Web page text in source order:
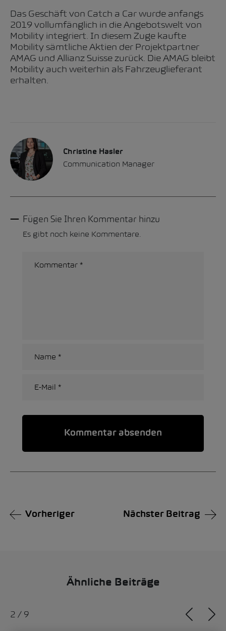
Das Geschäft von Catch a Car wurde anfangs
2019 vollumfänglich in die Angebotswelt von
Mobility integriert. In diesem Zuge kaufte
Mobility sämtliche Aktien der Projektpartner
AMAG und Allianz Suisse zurück. Die AMAG bleibt
Mobility auch weiterhin als Fahrzeuglieferant
erhalten.
Christine Hasler
Communication Manager
Fügen Sie Ihren Kommentar hinzu
Es gibt noch keine Kommentare.
Vorheriger Nächster Beitrag
Ähnliche Beiträge
2 / 9